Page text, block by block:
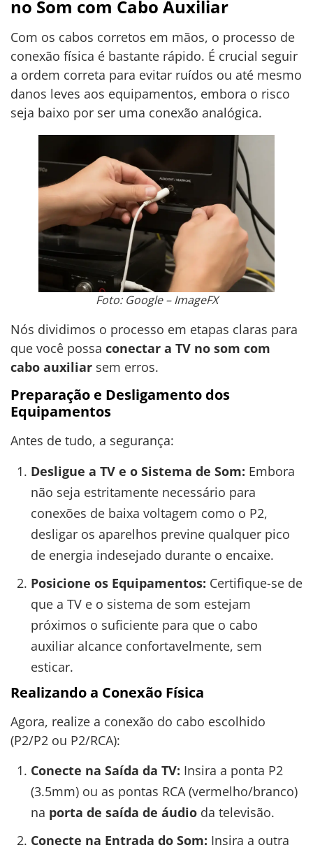
no Som com Cabo Auxiliar
Com os cabos corretos em mãos, o processo de
conexão física é bastante rápido. É crucial seguir
a ordem correta para evitar ruídos ou até mesmo
danos leves aos equipamentos, embora o risco
seja baixo por ser uma conexão analógica.
Foto: Google – ImageFX
Nós dividimos o processo em etapas claras para
que você possa conectar a TV no som com
cabo auxiliar sem erros.
Preparação e Desligamento dos
Equipamentos
Antes de tudo, a segurança:
Desligue a TV e o Sistema de Som: Embora
não seja estritamente necessário para
conexões de baixa voltagem como o P2,
desligar os aparelhos previne qualquer pico
de energia indesejado durante o encaixe.
Posicione os Equipamentos: Certifique-se de
que a TV e o sistema de som estejam
próximos o suficiente para que o cabo
auxiliar alcance confortavelmente, sem
esticar.
Realizando a Conexão Física
Agora, realize a conexão do cabo escolhido
(P2/P2 ou P2/RCA):
Conecte na Saída da TV: Insira a ponta P2
(3.5mm) ou as pontas RCA (vermelho/branco)
na porta de saída de áudioda televisão.
Conecte na Entrada do Som: Insira a outra